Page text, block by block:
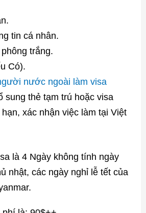
tin cá nhân.
trắng.
Có).
nước ngoài làm visa
sung thẻ tạm trú hoặc visa
xác nhận việc làm tại Việt
là 4 Ngày không tính ngày
nhật, các ngày nghỉ lễ tết của